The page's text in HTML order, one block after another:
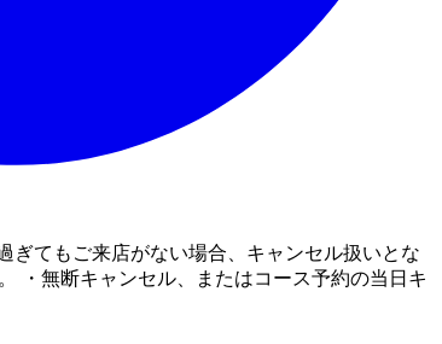
ぎてもご来店がない場合、キャンセル扱いとな
・無断キャンセル、またはコース予約の当日キ